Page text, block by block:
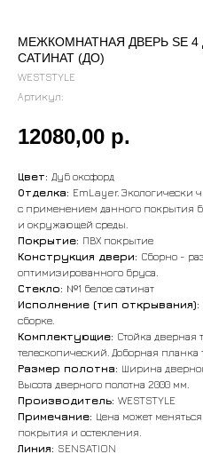
МЕЖКОМНАТНАЯ ДВЕРЬ SE
САТИНАТ (ДО)
WESTSTYLE
Артикул:
12080,00 р.
Цвет: Дуб оксфорд
Отделка: EmLayer. Экологически
с применением данного покрытия
и окружающей среды.
Покрытие: ПВХ покрытие
Конструкция двери: Сборно -
оптимизированного бруса.
Стекло: №1 белое сатинат
Исполнение (тип открывания):
сборке.
Комплектующие: Стойка дверная
телескопический. Доборная планка
Размер полотна: Ширина
Высота дверного полотна 2000 мм.
Производитель: WESTSTYLE
Примечание: Цена может
покрытия и остекления.
Линия: SENSATION